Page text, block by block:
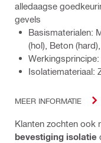
alledaagse
gevels
Basismaterialen:
(hol), Beton
Isolatiemateriaal:
MEER INFORMATIE
Klanten zochten ook
bevestiging isolatie